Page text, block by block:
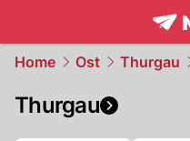
Home Ost Thurgau
Thurgau